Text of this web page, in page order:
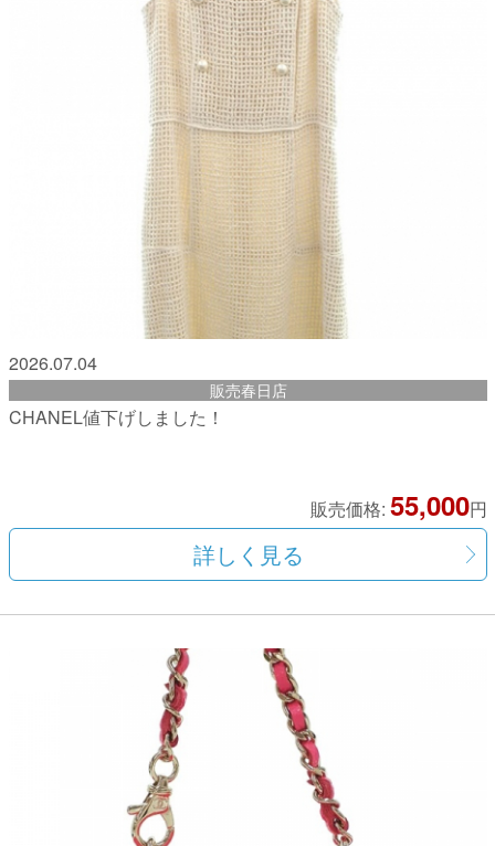
2026.07.04
販売春日店
CHANEL値下げしました！
販売価格: 55,000円
詳しく見る